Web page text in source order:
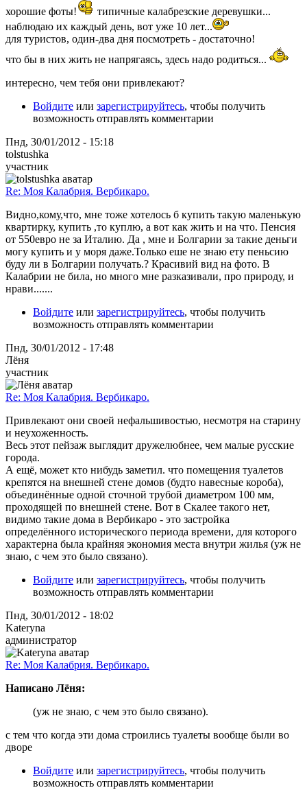
хорошие фоты!
типичные калабрезские деревушки...
наблюдаю их каждый день, вот уже 10 лет...
для туристов, один-два дня посмотреть - достаточно!
что бы в них жить не напрягаясь, здесь надо родиться...
интересно, чем тебя они привлекают?
Войдите или зарегистрируйтесь, чтобы получить
возможность отправлять комментарии
Пнд, 30/01/2012 - 15:18
tolstushka
участник
Re: Моя Калабрия. Вербикаро.
Видно,кому,что, мне тоже хотелось б купить такую маленькую
квартирку, купить ,то куплю, а вот как жить и на что. Пенсия
от 550евро не за Италию. Да , мне и Болгарии за такие деньги
могу купить и у моря даже.Только еше не знаю ету пеньсию
буду ли в Болгарии получать.? Красивий вид на фото. В
Калабрии не била, но много мне разказивали, про природу, и
нрави.......
Войдите или зарегистрируйтесь, чтобы получить
возможность отправлять комментарии
Пнд, 30/01/2012 - 17:48
Лёня
участник
Re: Моя Калабрия. Вербикаро.
Привлекают они своей нефальшивостью, несмотря на старину
и неухоженность.
Весь этот пейзаж выглядит дружелюбнее, чем малые русские
города.
А ещё, может кто нибудь заметил. что помещения туалетов
крепятся на внешней стене домов (будто навесные короба),
объединённые одной сточной трубой диаметром 100 мм,
проходящей по внешней стене. Вот в Скалее такого нет,
видимо такие дома в Вербикаро - это застройка
определённого исторического периода времени, для которого
характерна была крайняя экономия места внутри жилья (уж не
знаю, с чем это было связано).
Войдите или зарегистрируйтесь, чтобы получить
возможность отправлять комментарии
Пнд, 30/01/2012 - 18:02
Kateryna
администратор
Re: Моя Калабрия. Вербикаро.
Написано Лёня:
(уж не знаю, с чем это было связано).
с тем что когда эти дома строились туалеты вообще были во
дворе
Войдите или зарегистрируйтесь, чтобы получить
возможность отправлять комментарии